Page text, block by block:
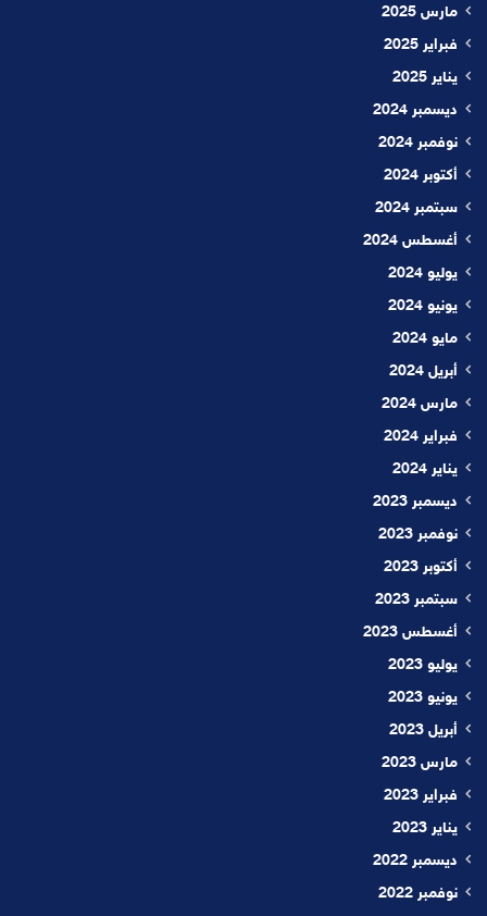
مارس 2025
فبراير 2025
يناير 2025
ديسمبر 2024
نوفمبر 2024
أكتوبر 2024
سبتمبر 2024
أغسطس 2024
يوليو 2024
يونيو 2024
مايو 2024
أبريل 2024
مارس 2024
فبراير 2024
يناير 2024
ديسمبر 2023
نوفمبر 2023
أكتوبر 2023
سبتمبر 2023
أغسطس 2023
يوليو 2023
يونيو 2023
أبريل 2023
مارس 2023
فبراير 2023
يناير 2023
ديسمبر 2022
نوفمبر 2022